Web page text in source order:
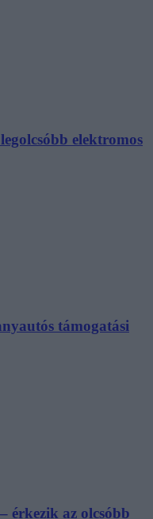
elektromos
támogatási
érkezik az olcsóbb